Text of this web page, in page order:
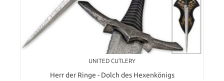
UNITED CUTLERY
Herr der Ringe - Dolch des Hexenkönigs